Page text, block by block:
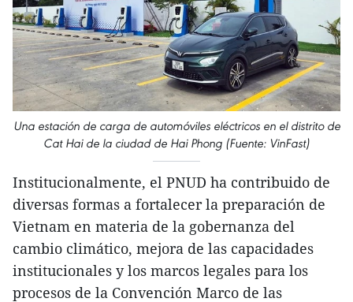
Una estación de carga de automóviles eléctricos en el distrito de
Cat Hai de la ciudad de Hai Phong (Fuente: VinFast)
Institucionalmente, el PNUD ha contribuido de
diversas formas a fortalecer la preparación de
Vietnam en materia de la gobernanza del
cambio climático, mejora de las capacidades
institucionales y los marcos legales para los
procesos de la Convención Marco de las